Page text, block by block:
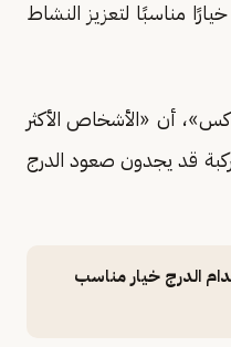
مناسبًا لتعزيز النشاط
أن «الأشخاص الأكثر
قد يجدون صعود الدرج
الدرج خيار مناسب